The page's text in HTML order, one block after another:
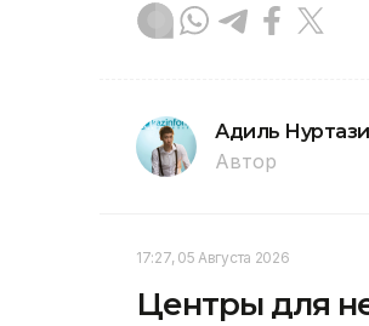
Адиль
Автор
17:27, 05 Августа 2026
Центры для